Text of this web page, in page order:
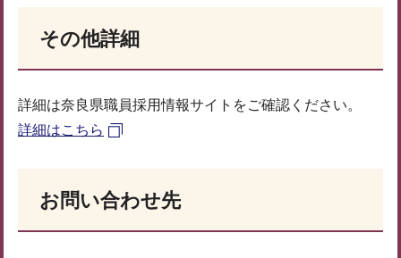
その他詳細
詳細は奈良県職員採用情報サイトをご確認ください。
詳細はこちら
お問い合わせ先